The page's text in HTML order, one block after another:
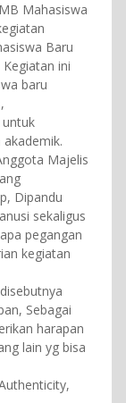
Mahasiswa
Baru
ini
baru
Majelis
Dipandu
sekaligus
pegangan
kegiatan
Sebagai
harapan
lain yg bisa